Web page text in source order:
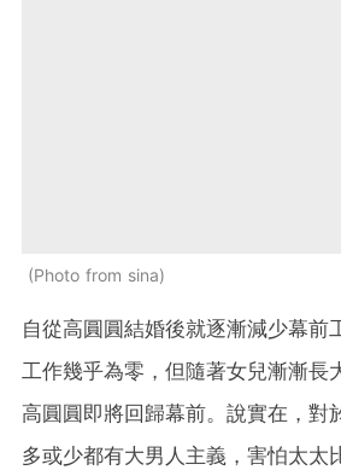
Photo from sina
自從高圓圓結婚後就逐漸減少幕前
工作幾乎為零，但隨著女兒漸漸長
高圓圓即將回歸幕前。說實在，對
多或少都有大男人主義，害怕太太